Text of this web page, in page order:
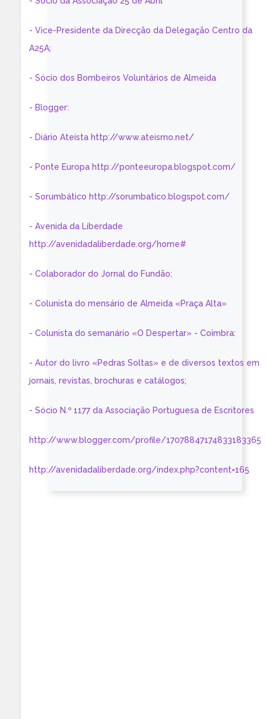
- Vice-Presidente da Direcção da Delegação Centro da
A25A;
- Sócio dos Bombeiros Voluntários de Almeida
- Blogger:
- Diário Ateísta http://www.ateismo.net/
- Ponte Europa http://ponteeuropa.blogspot.com/
- Sorumbático http://sorumbatico.blogspot.com/
- Avenida da Liberdade
http://avenidadaliberdade.org/home#
- Colaborador do Jornal do Fundão;
- Colunista do mensário de Almeida «Praça Alta»
- Colunista do semanário «O Despertar» - Coimbra:
- Autor do livro «Pedras Soltas» e de diversos textos em
jornais, revistas, brochuras e catálogos;
- Sócio N.º 1177 da Associação Portuguesa de Escritores
http://www.blogger.com/profile/17078847174833183365
http://avenidadaliberdade.org/index.php?content=165